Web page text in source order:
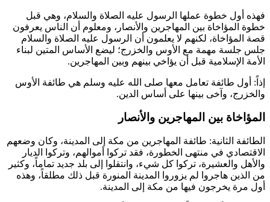
فهذه أول خطوة عملها الرسول عليه الصلاة والسلام، وهي قبل
خطوة المؤاخاة بين المهاجرين والأنصار، ومعلوم أن الناس يعرفون
قصة المؤاخاة، لكنهم لا يعلمون أن الرسول عليه الصلاة والسلام
جلس جلسة مهمة مع الأوس والخزرج؛ ليضع الأساس المتين لبناء
الأمة الإسلامية قبل أن يؤاخي بينهم وبين المهاجرين.
إذاً: أول طائفة تعامل معها صلى الله عليه وسلم هي طائفة الأوس
والخزرج، وآخى بينها على أساس الدين.
المؤاخاة بين المهاجرين والأنصار
الطائفة الثانية: طائفة المهاجرين من مكة إلى المدينة، وكان وضعهم
الاقتصادي في منتهى الخطورة، فقد تركوا أموالهم، وتركوا الديار
والأهل والعشيرة، تركوا كل شيء، وانتقلوا إلى بلد جديد تماماً، وكثير
من الذين هاجروا لم يزوروا المدينة المنورة قبل ذلك مطلقاً، وهذه
أول مرة يخرجون فيها من مكة إلى المدينة.